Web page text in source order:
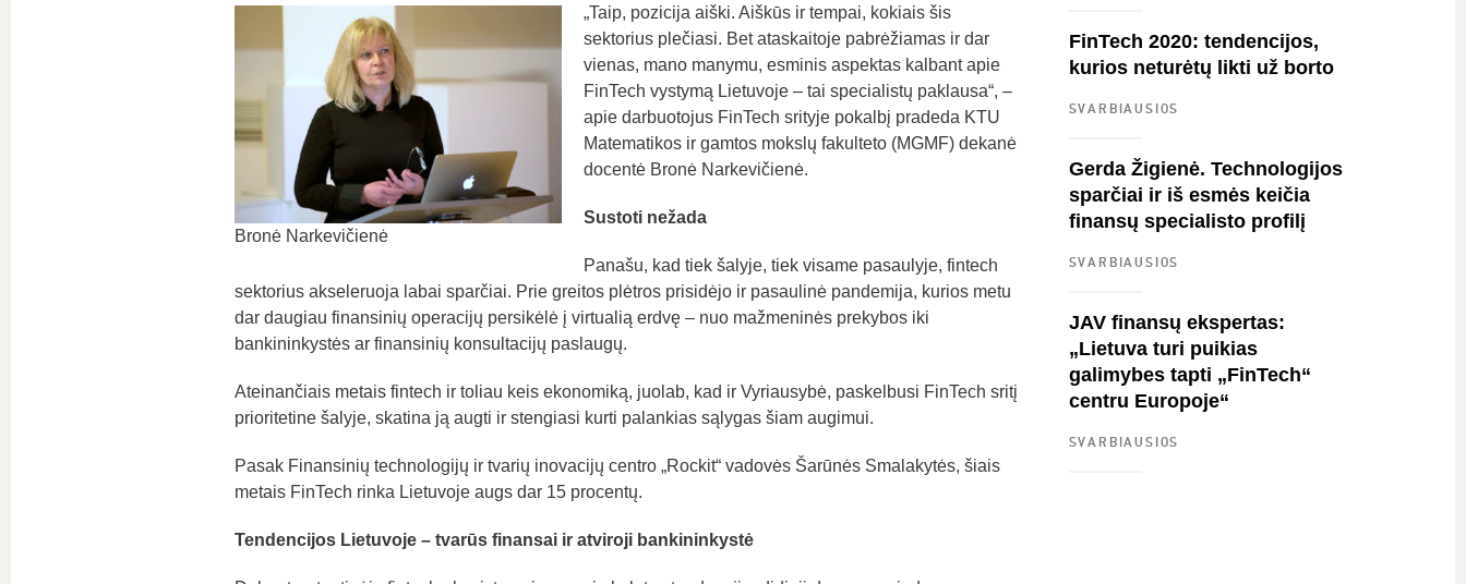
Bronė Narkevičienė
„Taip, pozicija aiški. Aiškūs ir tempai, kokiais šis
sektorius plečiasi. Bet ataskaitoje pabrėžiamas ir dar
vienas, mano manymu, esminis aspektas kalbant apie
FinTech vystymą Lietuvoje – tai specialistų paklausa“, –
apie darbuotojus FinTech srityje pokalbį pradeda KTU
Matematikos ir gamtos mokslų fakulteto (MGMF) dekanė
docentė Bronė Narkevičienė.
Sustoti nežada
Panašu, kad tiek šalyje, tiek visame pasaulyje, fintech
sektorius akseleruoja labai sparčiai. Prie greitos plėtros prisidėjo ir pasaulinė pandemija, kurios metu
dar daugiau finansinių operacijų persikėlė į virtualią erdvę – nuo mažmeninės prekybos iki
bankininkystės ar finansinių konsultacijų paslaugų.
Ateinančiais metais fintech ir toliau keis ekonomiką, juolab, kad ir Vyriausybė, paskelbusi FinTech sritį
prioritetine šalyje, skatina ją augti ir stengiasi kurti palankias sąlygas šiam augimui.
Pasak Finansinių technologijų ir tvarių inovacijų centro „Rockit“ vadovės Šarūnės Smalakytės, šiais
metais FinTech rinka Lietuvoje augs dar 15 procentų.
Tendencijos Lietuvoje – tvarūs finansai ir atviroji bankininkystė
FinTech 2020: tendencijos,
kurios neturėtų likti už borto
SVARBIAUSIOS
Gerda Žigienė. Technologijos
sparčiai ir iš esmės keičia
finansų specialisto profilį
SVARBIAUSIOS
JAV finansų ekspertas:
„Lietuva turi puikias
galimybes tapti „FinTech“
centru Europoje“
SVARBIAUSIOS